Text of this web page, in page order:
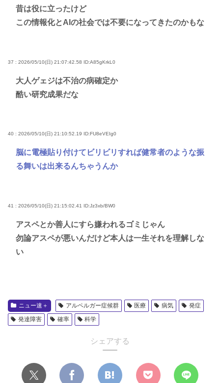
昔は役に立ったけど
この情報化とAIの社会では不要になってきたのかもな
37 : 2026/05/10(日) 21:07:42.58 ID:A85gKrkL0
大人ゲェジは不治の病確定か
酷い研究成果だな
40 : 2026/05/10(日) 21:10:52.19 ID:FU8eVEIg0
脳に電極貼り付けてビリビリすれば健常者のような振
る舞いは出来るんちゃうんか
41 : 2026/05/10(日) 21:15:02.41 ID:Jz3xb/BW0
アスペとか善人にすら嫌われるゴミじゃん
勿論アスペが悪いんだけど本人は一生それを理解しな
い
ニュー速＋ アルペルガー症候群 医療 病気
発症
発達障害
確率 科学
シェアする